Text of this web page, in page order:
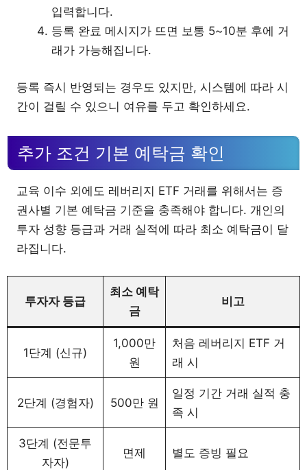
입력합니다.
등록 완료 메시지가 뜨면 보통 5~10분 후에 거
래가 가능해집니다.
등록 즉시 반영되는 경우도 있지만, 시스템에 따라 시
간이 걸릴 수 있으니 여유를 두고 확인하세요.
추가 조건 기본 예탁금 확인
교육 이수 외에도 레버리지 ETF 거래를 위해서는 증
권사별 기본 예탁금 기준을 충족해야 합니다. 개인의
투자 성향 등급과 거래 실적에 따라 최소 예탁금이 달
라집니다.
투자자 등급
최소 예탁
금
비고
1단계 (신규)
1,000만
원
처음 레버리지 ETF 거
래 시
2단계 (경험자) 500만 원
일정 기간 거래 실적 충
족 시
3단계 (전문투
자자)
면제 별도 증빙 필요